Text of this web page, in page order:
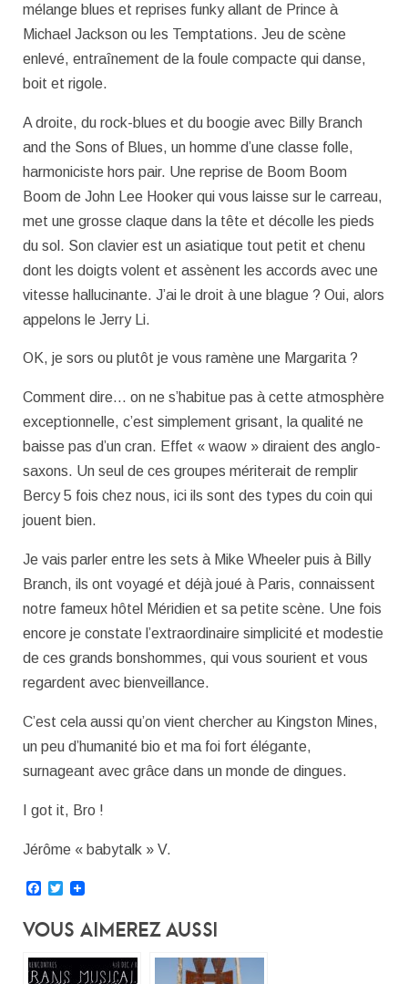
mélange blues et reprises funky allant de Prince à
Michael Jackson ou les Temptations. Jeu de scène
enlevé, entraînement de la foule compacte qui danse,
boit et rigole.
A droite, du rock-blues et du boogie avec Billy Branch
and the Sons of Blues, un homme d’une classe folle,
harmoniciste hors pair. Une reprise de Boom Boom
Boom de John Lee Hooker qui vous laisse sur le carreau,
met une grosse claque dans la tête et décolle les pieds
du sol. Son clavier est un asiatique tout petit et chenu
dont les doigts volent et assènent les accords avec une
vitesse hallucinante. J’ai le droit à une blague ? Oui, alors
appelons le Jerry Li.
OK, je sors ou plutôt je vous ramène une Margarita ?
Comment dire… on ne s’habitue pas à cette atmosphère
exceptionnelle, c’est simplement grisant, la qualité ne
baisse pas d’un cran. Effet « waow » diraient des anglo-
saxons. Un seul de ces groupes mériterait de remplir
Bercy 5 fois chez nous, ici ils sont des types du coin qui
jouent bien.
Je vais parler entre les sets à Mike Wheeler puis à Billy
Branch, ils ont voyagé et déjà joué à Paris, connaissent
notre fameux hôtel Méridien et sa petite scène. Une fois
encore je constate l’extraordinaire simplicité et modestie
de ces grands bonshommes, qui vous sourient et vous
regardent avec bienveillance.
C’est cela aussi qu’on vient chercher au Kingston Mines,
un peu d’humanité bio et ma foi fort élégante,
surnageant avec grâce dans un monde de dingues.
I got it, Bro !
Jérôme « babytalk » V.
Facebook
Twitter
Vous Aimerez Aussi